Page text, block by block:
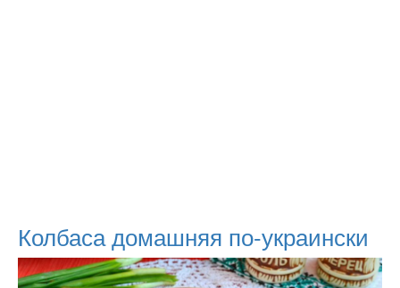
Колбаса домашняя по-украински